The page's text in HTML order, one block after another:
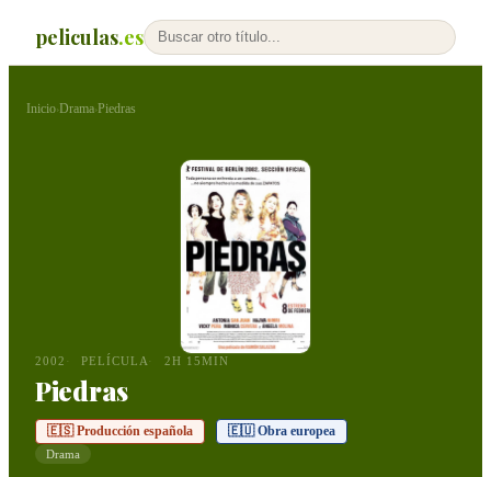
peliculas.es
Inicio›Drama›Piedras
2002 PELÍCULA 2H 15MIN
Piedras
🇪🇸 Producción española 🇪🇺 Obra europea
Drama